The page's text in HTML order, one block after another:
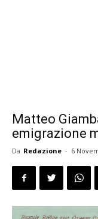
Matteo
emigrazione
Da Redazione - 6